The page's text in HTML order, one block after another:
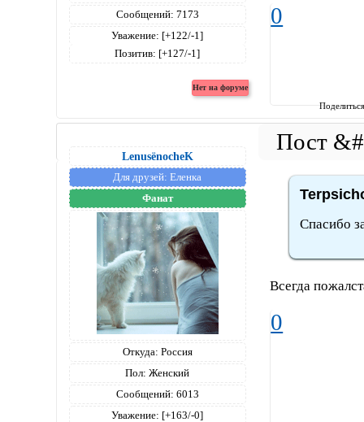
Сообщений: 7173
Уважение: [+122/-1]
Позитив: [+127/-1]
0
LenusёnocheK
Для друзей: Еленка
Фанат
Откуда: Россия
Пол: Женский
Сообщений: 6013
Уважение: [+163/-0]
Спасибо
Всегда
0